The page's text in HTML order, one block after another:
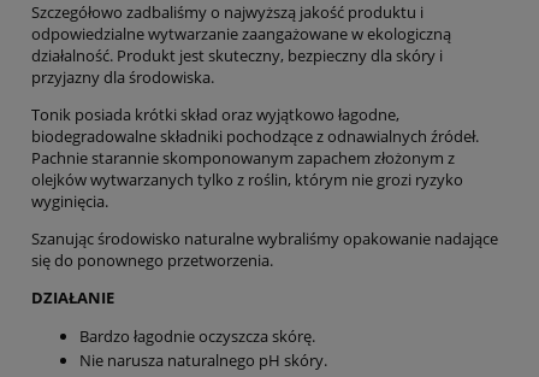
Szczegółowo zadbaliśmy o najwyższą jakość produktu i
odpowiedzialne wytwarzanie zaangażowane w ekologiczną
działalność. Produkt jest skuteczny, bezpieczny dla skóry i
przyjazny dla środowiska.
Tonik posiada krótki skład oraz wyjątkowo łagodne,
biodegradowalne składniki pochodzące z odnawialnych źródeł.
Pachnie starannie skomponowanym zapachem złożonym z
olejków wytwarzanych tylko z roślin, którym nie grozi ryzyko
wyginięcia.
Szanując środowisko naturalne wybraliśmy opakowanie nadające
się do ponownego przetworzenia.
DZIAŁANIE
Bardzo łagodnie oczyszcza skórę.
Nie narusza naturalnego pH skóry.